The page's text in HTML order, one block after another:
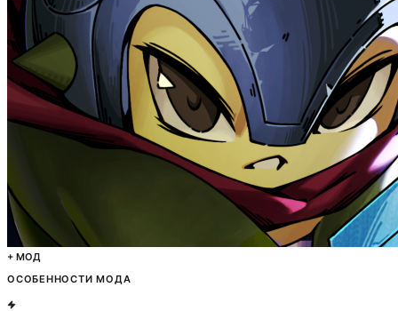
+ МОД
ОСОБЕННОСТИ МОДА